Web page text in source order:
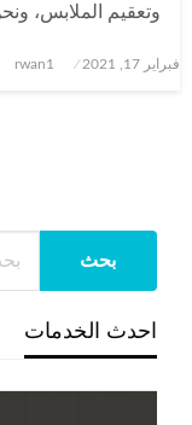
وتعقيم الملابس،
نُشر
فبراير 17, 2021 rwan1
احدث الخدمات